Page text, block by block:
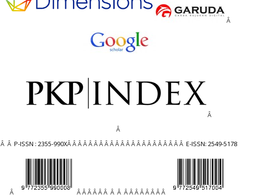
Â
Â
Â
Â Â P-ISSN : 2355-990XÂ Â Â Â Â Â Â Â Â Â Â Â Â Â Â Â Â Â Â Â Â Â E-ISSN: 2549-5178
Â Â Â Â Â Â Â Â Â Â Â Â Â Â Â Â Â